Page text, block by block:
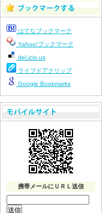
はてなブックマーク
Yahoo!ブックマーク
del.icio.us
ライブドアクリップ
Google Bookmarks
携帯メールにＵＲＬ送信